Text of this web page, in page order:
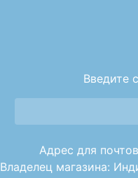
Введите
Адрес для
Владелец магазина: